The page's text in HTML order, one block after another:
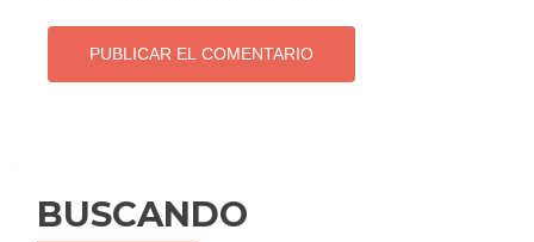
BUSCANDO